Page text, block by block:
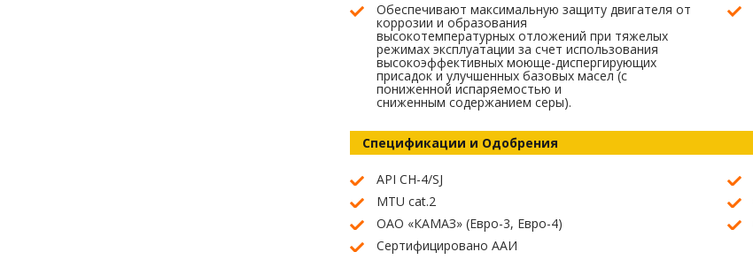
Обеспечивают максимальную защиту двигателя от
коррозии и образования
высокотемпературных отложений при тяжелых
режимах эксплуатации за счет использования
высокоэффективных моюще-диспергирующих
присадок и улучшенных базовых масел (с
пониженной испаряемостью и
сниженным содержанием серы).
Спецификации и Одобрения
API CH-4/SJ
MTU cat.2
ОАО «КАМАЗ» (Евро-3, Евро-4)
Сертифицировано ААИ